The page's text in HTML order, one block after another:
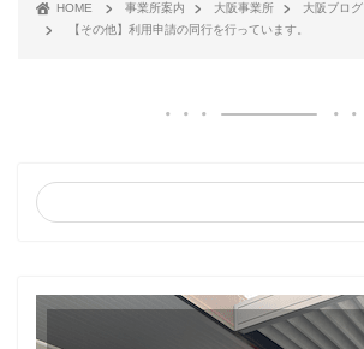
HOME 事業所案内 大阪事業所
大阪ブログ
【その他】利用申請の同行を行っています。